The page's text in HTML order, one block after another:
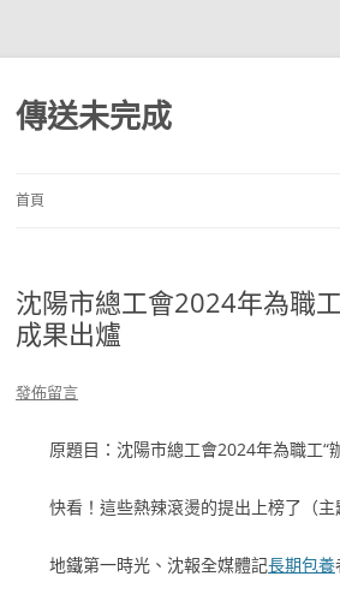
跳
主
要
內
傳送未完成
首頁
沈陽市總工會2024年為職
成果出爐
發佈留言
原題目：沈陽市總工會2024年為職工“
快看！這些熱辣滾燙的提出上榜了（主
地鐵第一時光、沈報全媒體記長期包養